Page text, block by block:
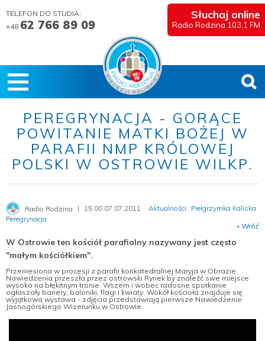
TELEFON DO STUDIA:
+48 62 766 89 09
Słuchaj online
Radio Rodzina 103,1 FM
PEREGRYNACJA - GORĄCE
POWITANIE MATKI BOŻEJ W
PARAFII NMP KRÓLOWEJ
POLSKI W OSTROWIE WILKP.
Radio Rodzina 15:00 07.07.2011 Aktualności
Pielgrzymka Kaliska
Peregrynacja
« Wróć
W Ostrowie ten kościół parafialny nazywany jest często
"małym kościółkiem".
Przeniesiona w procesji z parafii konkatedralnej Maryja w Obrazie
Nawiedzenia przeszła przez ostrowski Rynek by znaleźć swe miejsce
wysoko na błękitnym tronie. Wszem i wobec radosne spotkanie
ogłaszały banery, baloniki, flagi i kwiaty. Wokół kościoła znajduje się
wyjątkowa wystawa - zdjęcia przedstawiają pierwsze Nawiedzenie
Jasnogórskiego Wizerunku w Ostrowie.